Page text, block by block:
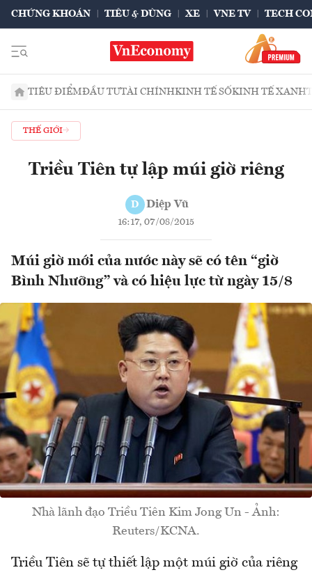
CHỨNG KHOÁN TIÊU & DÙNG XE VNE TV TECH
TIÊU ĐIỂMĐẦU TƯTÀI CHÍNHKINH TẾ SỐKINH TẾ XANH
THẾ GIỚI
Triều Tiên tự lập múi giờ riêng
D Diệp Vũ
16:17, 07/08/2015
Múi giờ mới của nước này sẽ có tên “giờ
Bình Nhưỡng” và có hiệu lực từ ngày 15/8
Nhà lãnh đạo Triều Tiên Kim Jong Un - Ảnh:
Reuters/KCNA.
Triều Tiên sẽ tự thiết lập một múi giờ của riêng